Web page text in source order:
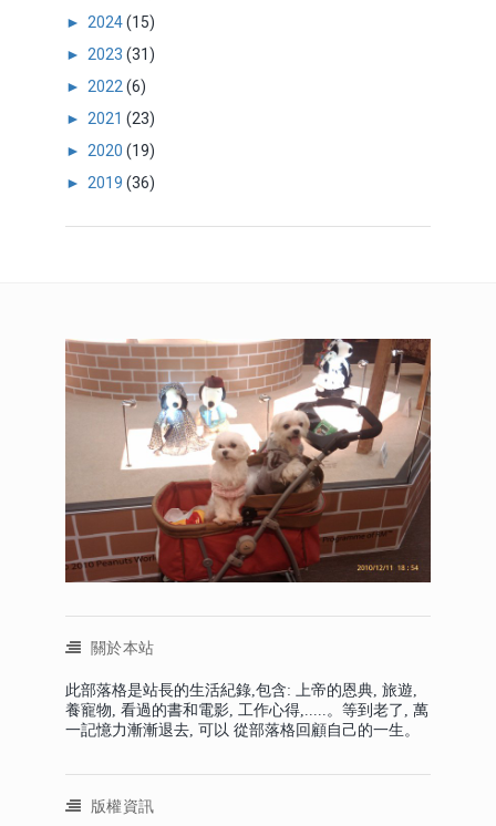
► 2024(15)
► 2023 (31)
► 2022 (6)
► 2021 (23)
► 2020 (19)
► 2019 (36)
關於本站
此部落格是站長的生活紀錄,包含: 上帝的恩典, 旅遊,
養寵物, 看過的書和電影, 工作心得,.....。等到老了, 萬
一記憶力漸漸退去, 可以 從部落格回顧自己的一生。
版權資訊